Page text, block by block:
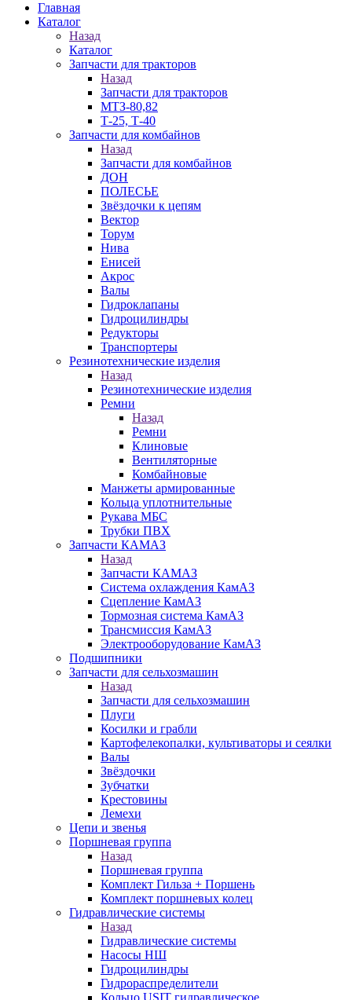
Главная
Каталог
Назад
Каталог
Запчасти для тракторов
Назад
Запчасти для тракторов
МТЗ-80,82
Т-25, Т-40
Запчасти для комбайнов
Назад
Запчасти для комбайнов
ДОН
ПОЛЕСЬЕ
Звёздочки к цепям
Вектор
Торум
Нива
Енисей
Акрос
Валы
Гидроклапаны
Гидроцилиндры
Редукторы
Транспортеры
Резинотехнические изделия
Назад
Резинотехнические изделия
Ремни
Назад
Ремни
Клиновые
Вентиляторные
Комбайновые
Манжеты армированные
Кольца уплотнительные
Рукава МБС
Трубки ПВХ
Запчасти КАМАЗ
Назад
Запчасти КАМАЗ
Система охлаждения КамАЗ
Сцепление КамАЗ
Тормозная система КамАЗ
Трансмиссия КамАЗ
Электрооборудование КамАЗ
Подшипники
Запчасти для сельхозмашин
Назад
Запчасти для сельхозмашин
Плуги
Косилки и грабли
Картофелекопалки, культиваторы и сеялки
Валы
Звёздочки
Зубчатки
Крестовины
Лемехи
Цепи и звенья
Поршневая группа
Назад
Поршневая группа
Комплект Гильза + Поршень
Комплект поршневых колец
Гидравлические системы
Назад
Гидравлические системы
Насосы НШ
Гидроцилиндры
Гидрораспределители
Кольцо USIT гидравлическое